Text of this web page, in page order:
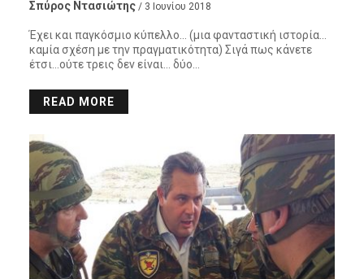
Σπύρος Ντασιώτης / 3 Ιουνίου 2018
Έχει και παγκόσμιο κύπελλο… (μια φανταστική ιστορία…
καμία σχέση με την πραγματικότητα) Σιγά πως κάνετε
έτσι…ούτε τρεις δεν είναι… δύο…
READ MORE